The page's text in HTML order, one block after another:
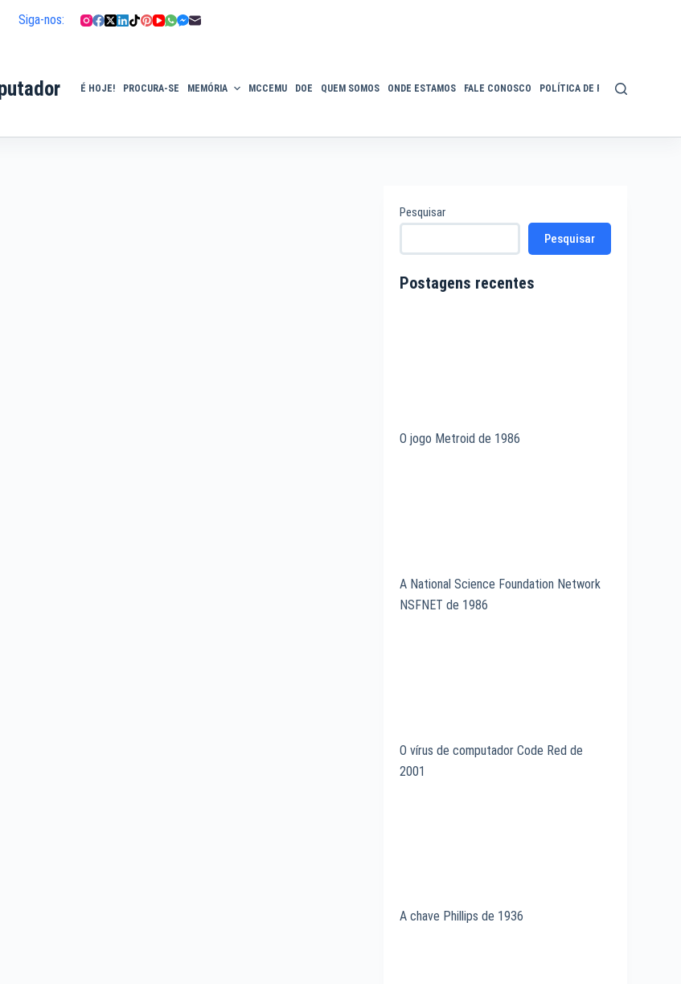
Siga-nos:
É HOJE! PROCURA-SE MEMÓRIA MCCEMU DOE QUEM SOMOS ONDE ESTAMOS FALE CONOSCO POLÍTICA DE PRIVACIDADE
Pesquisar
Pesquisar
Postagens recentes
O jogo Metroid de 1986
A National Science Foundation Network
NSFNET de 1986
O vírus de computador Code Red de
2001
A chave Phillips de 1936